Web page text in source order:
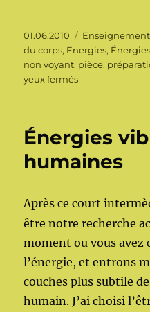
Publié
le
01.06.2010 Catégories
du corps, Energies,
non voyant, pièce,
yeux fermés
Énergies
humaines
Après ce court
être notre recherche
moment ou vous avez
l’énergie, et entrons
couches plus subtile
humain. J’ai choisi